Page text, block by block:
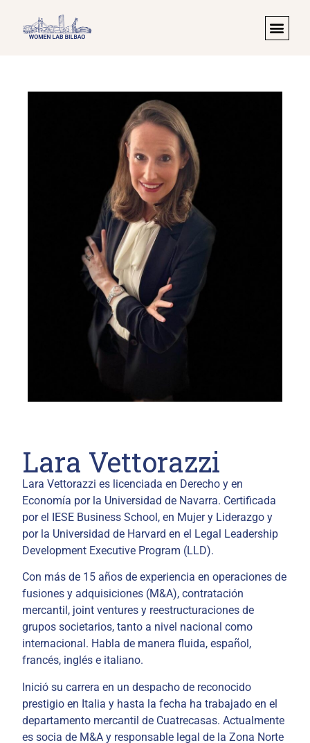
Lara Vettorazzi
Lara Vettorazzi es licenciada en Derecho y en
Economía por la Universidad de Navarra. Certificada
por el IESE Business School, en Mujer y Liderazgo y
por la Universidad de Harvard en el Legal Leadership
Development Executive Program (LLD).
Con más de 15 años de experiencia en operaciones de
fusiones y adquisiciones (M&A), contratación
mercantil, joint ventures y reestructuraciones de
grupos societarios, tanto a nivel nacional como
internacional. Habla de manera fluida, español,
francés, inglés e italiano.
Inició su carrera en un despacho de reconocido
prestigio en Italia y hasta la fecha ha trabajado en el
departamento mercantil de Cuatrecasas. Actualmente
es socia de M&A y responsable legal de la Zona Norte